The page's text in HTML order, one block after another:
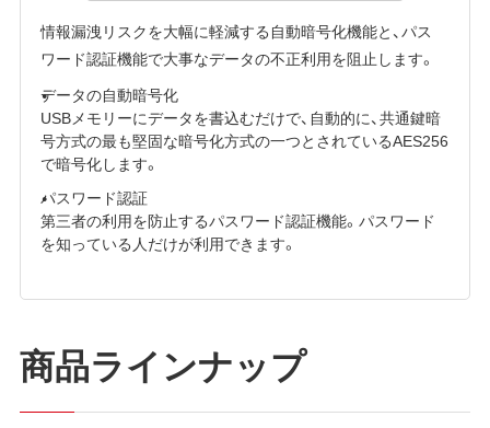
情報漏洩リスクを大幅に軽減する自動暗号化機能と、パス
ワード認証機能で大事なデータの不正利用を阻止します。
データの自動暗号化
USBメモリーにデータを書込むだけで、自動的に、共通鍵暗
号方式の最も堅固な暗号化方式の一つとされているAES256
で暗号化します。
パスワード認証
第三者の利用を防止するパスワード認証機能。パスワード
を知っている人だけが利用できます。
商品ラインナップ